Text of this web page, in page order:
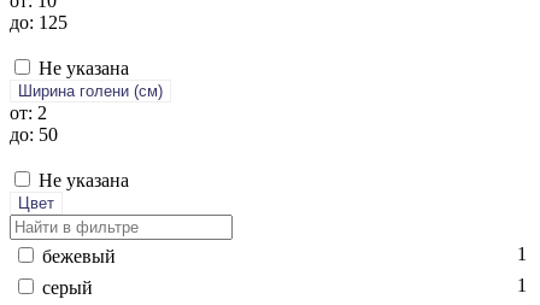
до: 125
Не указана
Ширина голени (см)
от: 2
до: 50
Не указана
Цвет
бе­жевый
1
се­рый
1